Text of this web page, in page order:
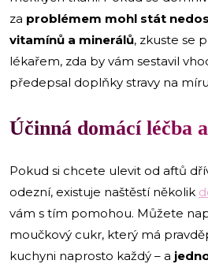
za problémem mohl stát
vitamínů a minerálů, zkuste se
lékařem, zda by vám sestavil
předepsal doplňky stravy na
Účinná domácí léčba
Pokud si chcete ulevit od aftů
odezní, existuje naštěstí několik
vám s tím pomohou. Můžete
moučkový cukr, který má
kuchyni naprosto každý – a